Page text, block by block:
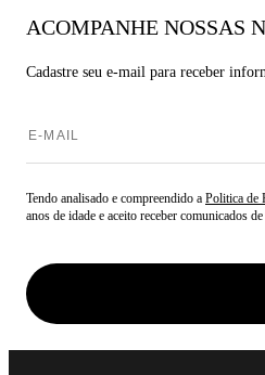
ACOMPANHE NOSSAS
Cadastre seu e-mail para receber
Tendo analisado e compreendido a Politica de
anos de idade e aceito receber comunicados